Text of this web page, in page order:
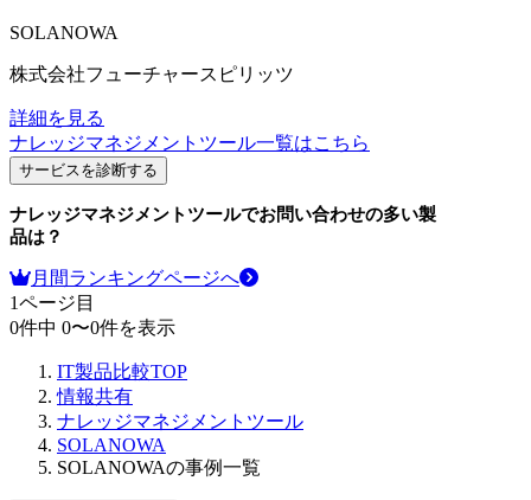
SOLANOWA
株式会社フューチャースピリッツ
詳細を見る
ナレッジマネジメントツール一覧はこちら
サービスを診断する
ナレッジマネジメントツールでお問い合わせの多い製
品は？
月間ランキングページへ
1ページ目
0件中 0〜0件を表示
IT製品比較TOP
情報共有
ナレッジマネジメントツール
SOLANOWA
SOLANOWAの事例一覧